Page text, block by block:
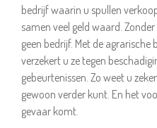
bedrijf waarin u spullen
samen veel geld waard.
geen bedrijf. Met de
verzekert u ze tegen
gebeurtenissen. Zo weet u
gewoon verder kunt. En het
gevaar komt.